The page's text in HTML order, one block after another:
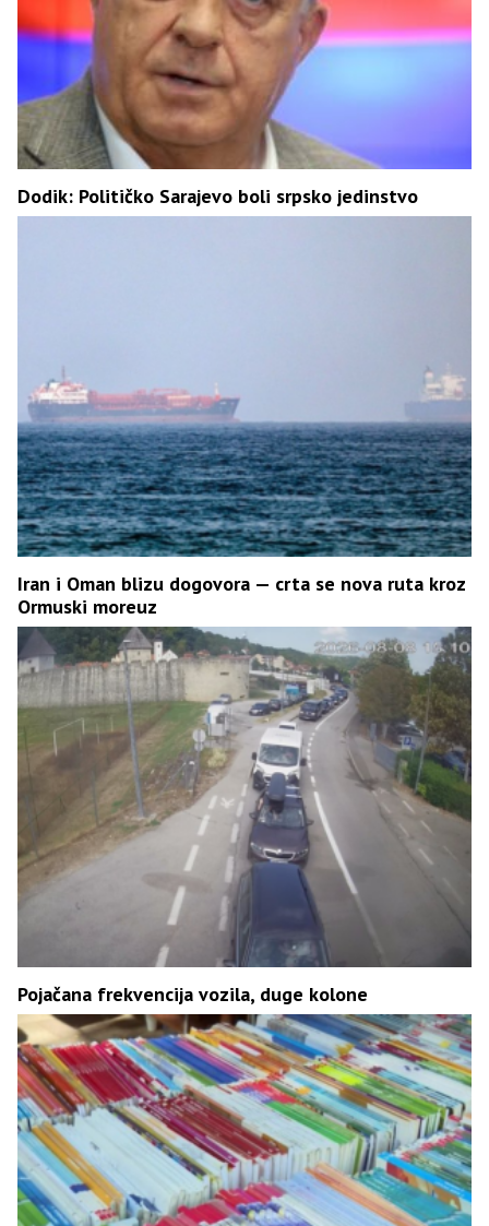
Dodik: Političko Sarajevo boli srpsko jedinstvo
Iran i Oman blizu dogovora — crta se nova ruta kroz
Ormuski moreuz
Pojačana frekvencija vozila, duge kolone